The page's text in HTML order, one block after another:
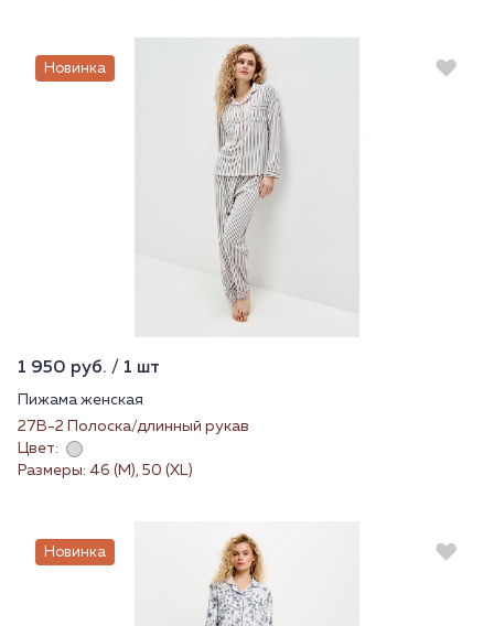
Новинка
1 950 руб. / 1 шт
Пижама женская
27В-2 Полоска/длинный рукав
Цвет:
Размеры: 46 (M), 50 (XL)
Новинка